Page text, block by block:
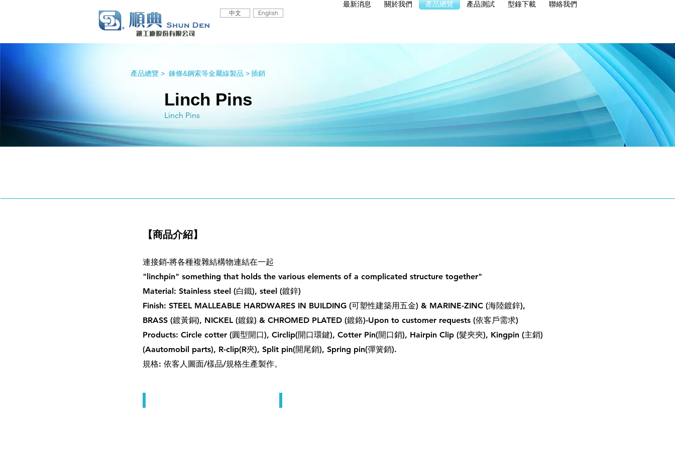
中文 English
最新消息 關於我們 產品總覽 產品測試 型錄下載 聯絡我們
產品總覽 > 鍊條&鋼索等金屬線製品 > 插銷
Linch Pins
Linch Pins
【商品介紹】
連接銷-將各種複雜結構物連結在一起
"linchpin" something that holds the various elements of a complicated structure together"
Material: Stainless steel (白鐵), steel (鍍鋅)
Finish: STEEL MALLEABLE HARDWARES IN BUILDING (可塑性建築用五金) & MARINE-ZINC (海陸鍍鋅),
BRASS (鍍黃銅), NICKEL (鍍鎳) & CHROMED PLATED (鍍鉻)-Upon to customer requests (依客戶需求)
Products: Circle cotter (圓型開口), Circlip(開口環鍵), Cotter Pin(開口銷), Hairpin Clip (髮夾夾), Kingpin (主銷)
(Aautomobil parts), R-clip(R夾), Split pin(開尾銷), Spring pin(彈簧銷).
規格: 依客人圖面/樣品/規格生產製作。